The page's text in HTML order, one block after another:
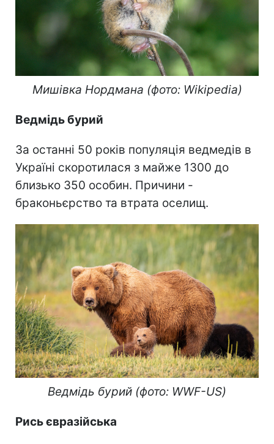
Мишівка Нордмана (фото: Wikipedia)
Ведмідь бурий
За останні 50 років популяція ведмедів в
Україні скоротилася з майже 1300 до
близько 350 особин. Причини -
браконьєрство та втрата оселищ.
Ведмідь бурий (фото: WWF-US)
Рись євразійська